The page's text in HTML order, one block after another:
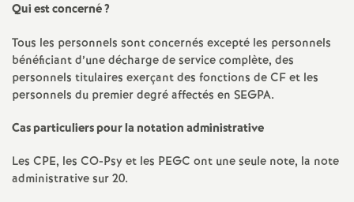
S
e
c
o
Qui est concerné?
Tous les personnels sont concernés excepté les personnels
bénéficiant d’une décharge de service complète, des
personnels titulaires exerçant des fonctions de CF et les
personnels du premier degré affectés en SEGPA.
Cas particuliers pour la notation administrative
Les CPE, les CO-Psy et les PEGC ont une seule note, la note
administrative sur 20.